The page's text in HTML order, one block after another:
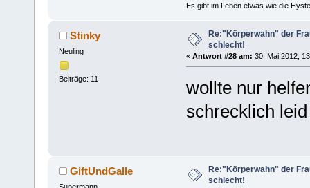
Es gibt im Leben etwas wie die
Stinky
Neuling
Beiträge: 11
Re:"Körperwahn" der
schlecht!
« Antwort #28 am: 30. Mai 2012,
wollte nur
schrecklich leid
GiftUndGalle
Re:"Körperwahn" der
schlecht!